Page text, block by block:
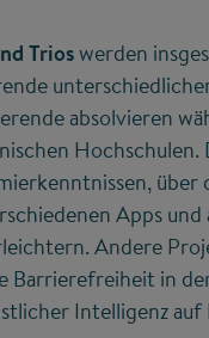
Trioswerden
absolvieren
Apps
Andere
Barrierefreiheit in
Intelligenz auf